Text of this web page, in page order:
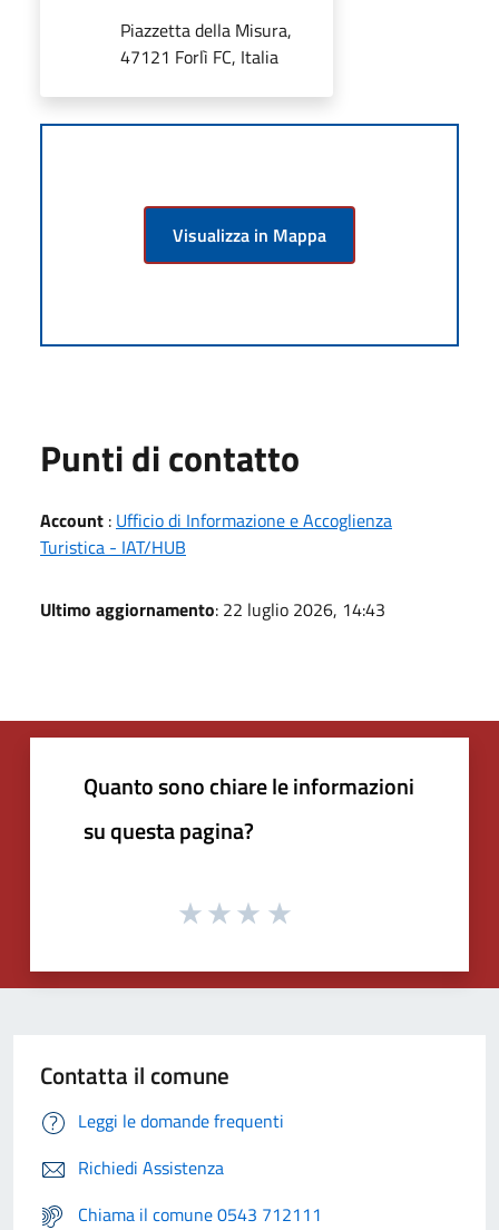
Piazzetta della Misura,
47121 Forlì FC, Italia
Visualizza in Mappa
Punti di contatto
Account : Ufficio di Informazione e Accoglienza
Turistica - IAT/HUB
Ultimo aggiornamento: 22 luglio 2026, 14:43
Quanto sono chiare le informazioni
su questa pagina?
Contatta il comune
Leggi le domande frequenti
Richiedi Assistenza
Chiama il comune 0543 712111